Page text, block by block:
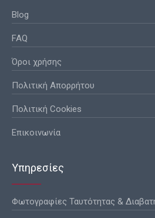
Blog
FAQ
Όροι χρήσης
Πολιτική Απορρήτου
Πολιτική Cookies
Επικοινωνία
Υπηρεσίες
Φωτογραφίες Ταυτότητας &